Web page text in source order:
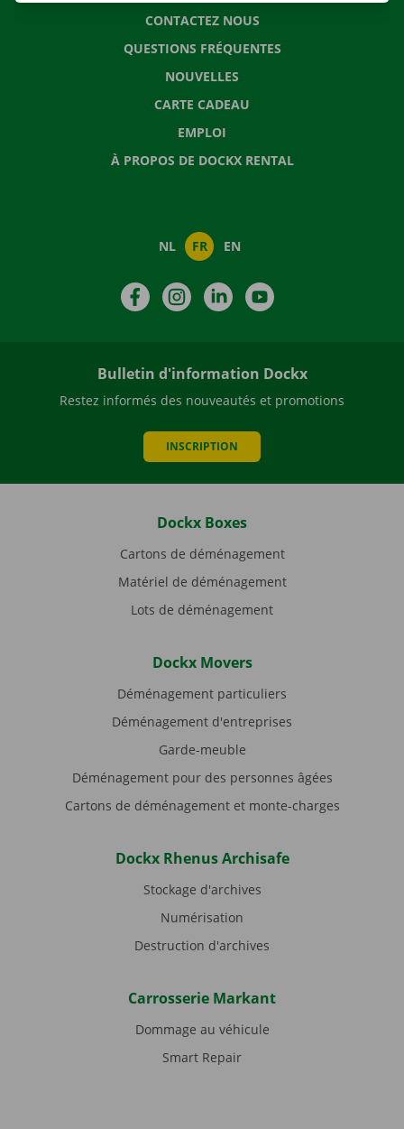
CONTACTEZ NOUS
QUESTIONS FRÉQUENTES
NOUVELLES
CARTE CADEAU
EMPLOI
À PROPOS DE DOCKX RENTAL
NL FR EN
FacebookInstagramLinkedIn
Bulletin d'information Dockx
Restez informés des nouveautés et promotions
INSCRIPTION
Dockx Boxes
Cartons de déménagement
Matériel de déménagement
Lots de déménagement
Dockx Movers
Déménagement particuliers
Déménagement d'entreprises
Garde-meuble
Déménagement pour des personnes âgées
Cartons de déménagement et monte-charges
Dockx Rhenus Archisafe
Stockage d'archives
Numérisation
Destruction d'archives
Carrosserie Markant
Dommage au véhicule
Smart Repair